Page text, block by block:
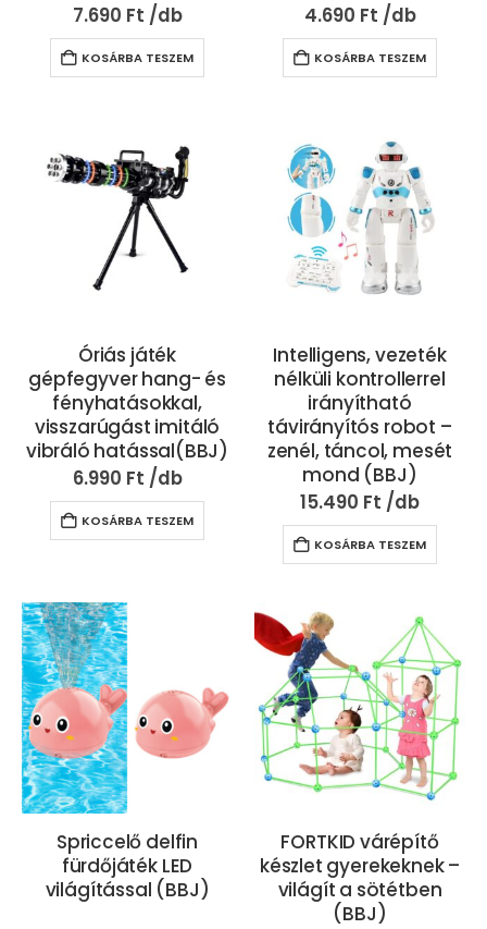
7.690 Ft
KOSÁRBA TESZEM
4.690 Ft
KOSÁRBA TESZEM
Óriás játék
gépfegyver hang- és
fényhatásokkal,
visszarúgást imitáló
vibráló hatással(BBJ)
6.990 Ft
KOSÁRBA TESZEM
Intelligens, vezeték
nélküli kontrollerrel
irányítható
távirányítós robot –
zenél, táncol, mesét
mond (BBJ)
15.490 Ft
KOSÁRBA TESZEM
Spriccelő delfin
fürdőjáték LED
világítással (BBJ)
FORTKID várépítő
készlet gyerekeknek –
világít a sötétben
(BBJ)